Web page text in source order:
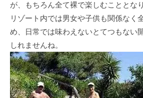
が、もちろん全て裸で楽しむこととな
リゾート内では男⼥や⼦供も関係なく
め、⽇常では味わえないとてつもない
しれませんね。